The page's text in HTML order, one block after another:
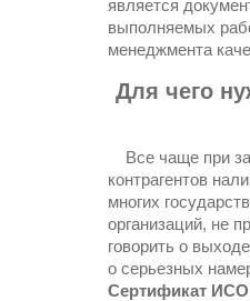
является
выполняемых
менеджмента
Для чего
Все чаще при
контрагентов
многих
организаций, не
говорить о
о серьезных
Сертификат ИСО